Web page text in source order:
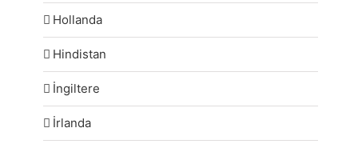
Hollanda
Hindistan
İngiltere
İrlanda